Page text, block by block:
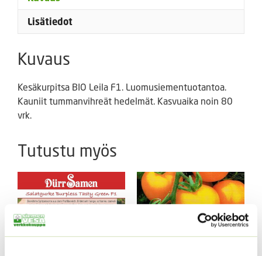
Lisätiedot
Kuvaus
Kesäkurpitsa BIO Leila F1. Luomusiementuotantoa.
Kauniit tummanvihreät hedelmät. Kasvuaika noin 80
vrk.
Tutustu myös